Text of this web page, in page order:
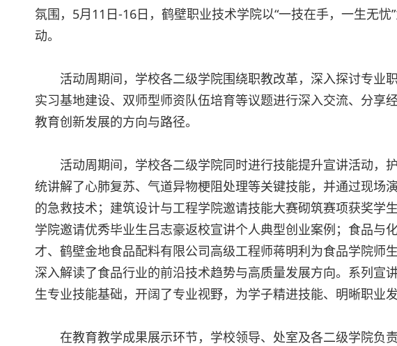
氛围，5月11日-16日，鹤壁职业技术学院以“一技在手，一生无忧
动。
活动周期间，学校各二级学院围绕职教改革，深入探讨专业
实习基地建设、双师型师资队伍培育等议题进行深入交流、分享
教育创新发展的方向与路径。
活动周期间，学校各二级学院同时进行技能提升宣讲活动，
统讲解了心肺复苏、气道异物梗阻处理等关键技能，并通过现场
的急救技术；建筑设计与工程学院邀请技能大赛砌筑赛项获奖学
学院邀请优秀毕业生吕志豪返校宣讲个人典型创业案例；食品与
才、鹤壁金地食品配料有限公司高级工程师蒋明利为食品学院师
深入解读了食品行业的前沿技术趋势与高质量发展方向。系列宣
生专业技能基础，开阔了专业视野，为学子精进技能、明晰职业
在教育教学成果展示环节，学校领导、处室及各二级学院负